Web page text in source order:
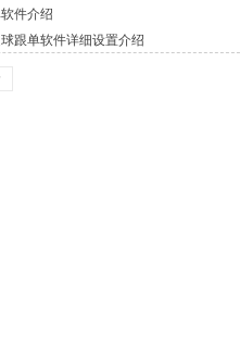
件介绍
跟单软件详细设置介绍